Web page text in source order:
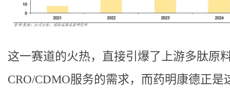
这一赛道的火热，直接引爆了上游多肽原
CRO/CDMO服务的需求，而药明康德正是